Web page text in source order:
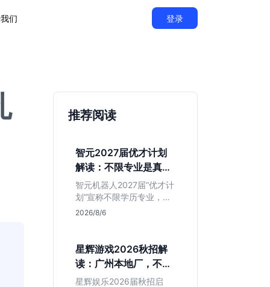
们 登录
推荐阅读
智元2027届优才计划
解读：不限专业是真的
吗？
智元机器人2027届“优才计
划”宣称不限学历专业，实
则聚焦具身智能顶尖人
真等核心方向，帮你判断
是否值得投递及如何准备
硬核项目。
2026/8/6
星辉游戏2026秋招解
读：广州本地厂，不限
专业但薪资面议
星辉娱乐2026届秋招启